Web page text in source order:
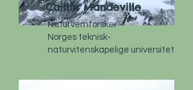
Caitlin Mandeville
Naturvernforsker
Norges teknisk-
naturvitenskapelige universitet​